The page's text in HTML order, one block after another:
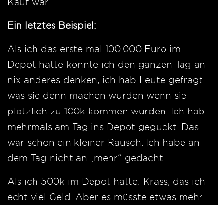
Kauf war.
Ein letztes Beispiel:
Als ich das erste mal 100.000 Euro im
Depot hatte konnte ich den ganzen Tag an
nix anderes denken, ich hab Leute gefragt
was sie denn machen würden wenn sie
plötzlich zu 100k kommen würden. Ich hab
mehrmals am Tag ins Depot geguckt. Das
war schon ein kleiner Rausch. Ich habe an
dem Tag nicht an „mehr“ gedacht
Als ich 500k im Depot hatte: Krass, das ich
echt viel Geld. Aber es müsste etwas mehr